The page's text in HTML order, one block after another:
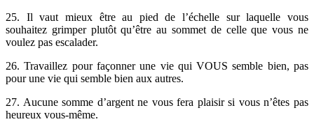
25. Il vaut mieux être au pied de l’échelle sur laquelle vous
souhaitez grimper plutôt qu’être au sommet de celle que vous ne
voulez pas escalader.
26. Travaillez pour façonner une vie qui VOUS semble bien, pas
pour une vie qui semble bien aux autres.
27. Aucune somme d’argent ne vous fera plaisir si vous n’êtes pas
heureux vous-même.